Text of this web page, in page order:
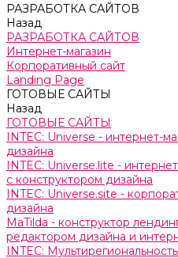
РАЗРАБОТКА САЙТОВ
Назад
РАЗРАБОТКА САЙТОВ
Интернет-магазин
Корпоративный сайт
Landing Page
ГОТОВЫЕ САЙТЫ
Назад
ГОТОВЫЕ САЙТЫ
INTEC: Universe - интернет-
дизайна
INTEC: Universe.lite -
с конструктором дизайна
INTEC: Universe.site -
дизайна
MaTilda - конструктор
редактором дизайна и
INTEC: